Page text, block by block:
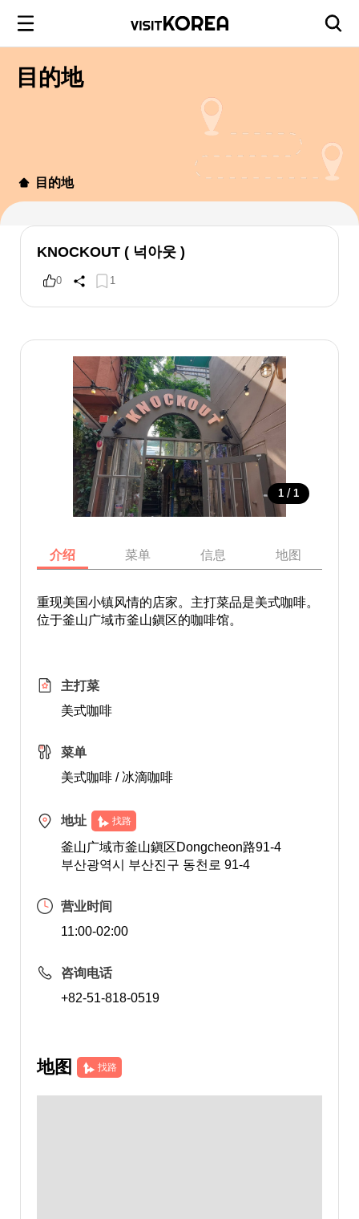
目的地
目的地
KNOCKOUT ( 넉아웃 )
0 1
1 / 1
介绍 菜单 信息 地图
重现美国小镇风情的店家。主打菜品是美式咖啡。
位于釜山广域市釜山鎭区的咖啡馆。
主打菜
美式咖啡
菜单
美式咖啡 / 冰滴咖啡
地址 找路
釜山广域市釜山鎭区Dongcheon路91-4
부산광역시 부산진구 동천로 91-4
营业时间
11:00-02:00
咨询电话
+82-51-818-0519
地图 找路